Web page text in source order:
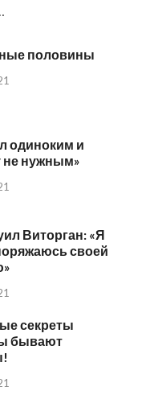
половины
одиноким и
не нужным»
Виторган: «Я
своей
секреты
бывают